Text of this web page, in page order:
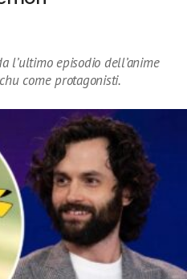
l’ultimo episodio dell’anime
come protagonisti.